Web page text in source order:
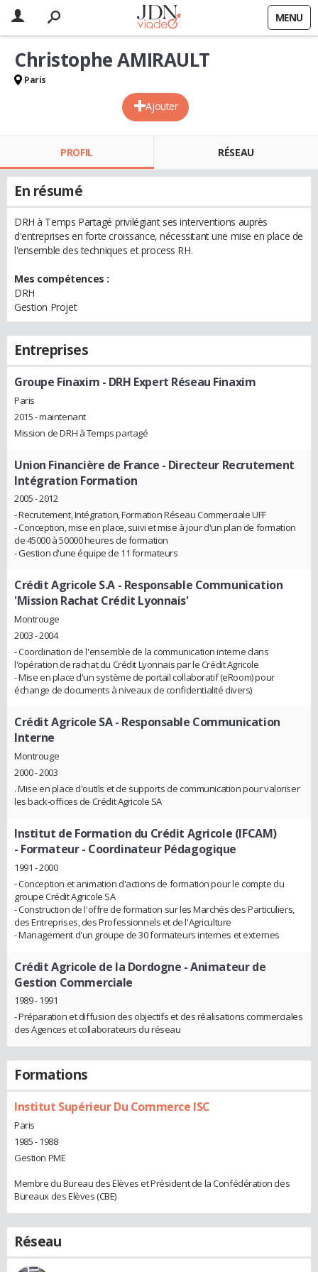
MENU
Ajouter
Christophe AMIRAULT
Paris
PROFIL RÉSEAU
En résumé
DRH à Temps Partagé privilégiant ses interventions auprès
d'entreprises en forte croissance, nécessitant une mise en place de
l'ensemble des techniques et process RH.
Mes compétences :
DRH
Gestion Projet
Entreprises
Groupe Finaxim - DRH Expert Réseau Finaxim
Paris
2015 - maintenant
Mission de DRH à Temps partagé
Union Financière de France - Directeur Recrutement
Intégration Formation
2005 - 2012
- Recrutement, Intégration, Formation Réseau Commerciale UFF
- Conception, mise en place, suivi et mise à jour d'un plan de formation
de 45000 à 50000 heures de formation
- Gestion d'une équipe de 11 formateurs
Crédit Agricole S.A - Responsable Communication
'Mission Rachat Crédit Lyonnais'
Montrouge
2003 - 2004
- Coordination de l'ensemble de la communication interne dans
l'opération de rachat du Crédit Lyonnais par le Crédit Agricole
- Mise en place d'un système de portail collaboratif (eRoom) pour
échange de documents à niveaux de confidentialité divers)
Crédit Agricole SA- Responsable Communication
Interne
Montrouge
2000 - 2003
. Mise en place d'outils et de supports de communication pour valoriser
les back-offices de Crédit Agricole SA
Institut de Formation du Crédit Agricole (IFCAM)
- Formateur - Coordinateur Pédagogique
1991 - 2000
- Conception et animation d'actions de formation pour le compte du
groupe Crédit Agricole SA
- Construction de l'offre de formation sur les Marchés des Particuliers,
des Entreprises, des Professionnels et de l'Agriculture
- Management d'un groupe de 30 formateurs internes et externes
Crédit Agricole de la Dordogne - Animateur de
Gestion Commerciale
1989 - 1991
- Préparation et diffusion des objectifs et des réalisations commerciales
des Agences et collaborateurs du réseau
Formations
Institut Supérieur Du Commerce ISC
Paris
1985 - 1988
Gestion PME
Membre du Bureau des Elèves et Président de la Confédération des
Bureaux des Elèves (CBE)
Réseau